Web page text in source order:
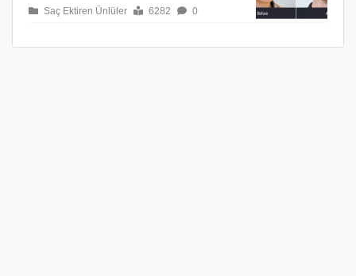
Saç Ektiren Ünlüler 6282 0